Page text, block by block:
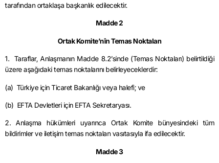
tarafından ortaklaşa başkanlık edilecektir.
Madde 2
Ortak Komite’nîn Temas Noktalan
1. Taraflar, Anlaşmanın Madde 8.2’sinde (Temas Noktaları) belirtildiği
üzere aşağıdaki temas noktalarını belirleyeceklerdir:
(a) Türkiye için Ticaret Bakanlığı veya halefi; ve
(b) EFTA Devletleri için EFTA Sekretaryası.
2. Anlaşma hükümleri uyarınca Ortak Komite bünyesindeki tüm
bildirimler ve iletişim temas noktalan vasıtasıyla ifa edilecektir.
Madde 3